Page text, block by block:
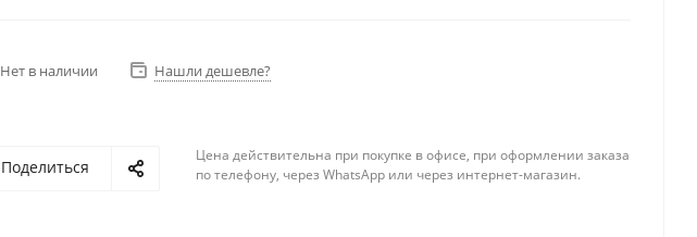
Нет в наличии Нашли дешевле?
Поделиться
Цена действительна при покупке в офисе, при оформлении заказа
по телефону, через WhatsApp или через интернет-магазин.